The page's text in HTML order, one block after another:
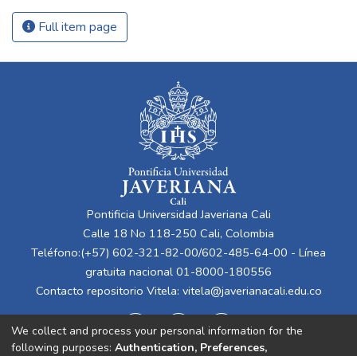
Full item page
Pontificia Universidad Javeriana Cali
Calle 18 No 118-250 Cali, Colombia
Teléfono:(+57) 602-321-82-00/602-485-64-00 - Línea
gratuita nacional 01-8000-180556
Contacto repositorio Vitela: vitela@javerianacali.edu.co
We collect and process your personal information for the
following purposes: Authentication, Preferences,